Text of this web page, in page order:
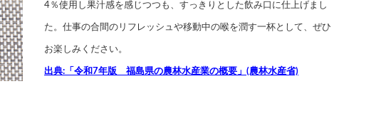
4％使用し果汁感を感じつつも、すっきりとした飲み口に仕上げまし
た。仕事の合間のリフレッシュや移動中の喉を潤す一杯として、ぜひ
お楽しみください。
出典:「令和7年版 福島県の農林水産業の概要」(農林水産省)